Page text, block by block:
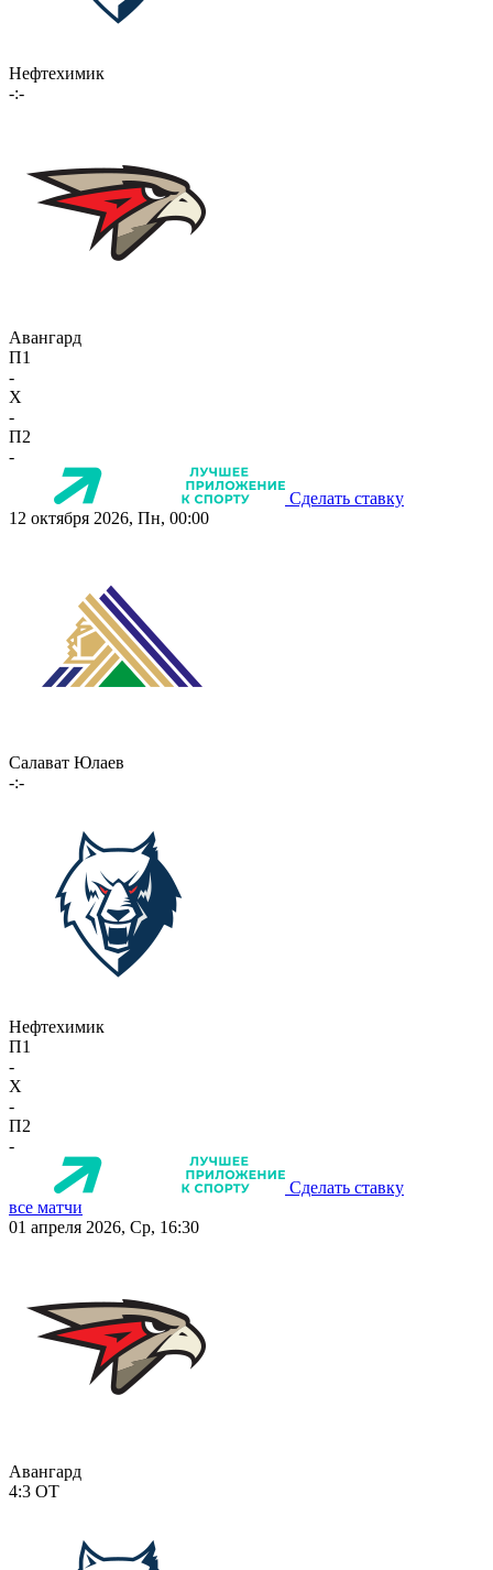
Нефтехимик
-:-
Авангард
П1
-
X
-
П2
-
Сделать ставку
12 октября 2026, Пн, 00:00
Салават Юлаев
-:-
Нефтехимик
П1
-
X
-
П2
-
Сделать ставку
все матчи
01 апреля 2026, Ср, 16:30
Авангард
4:3 ОТ